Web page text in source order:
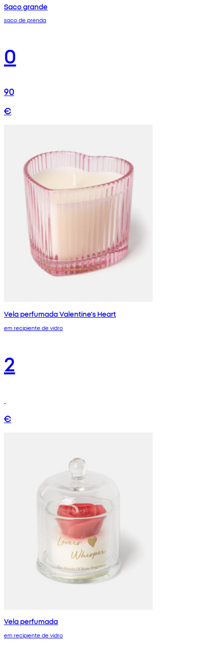
Saco grande
saco de prenda
0
90
€
Vela perfumada Valentine's Heart
em recipiente de vidro
2
€
Vela perfumada
em recipiente de vidro